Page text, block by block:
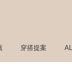
穿搭提案